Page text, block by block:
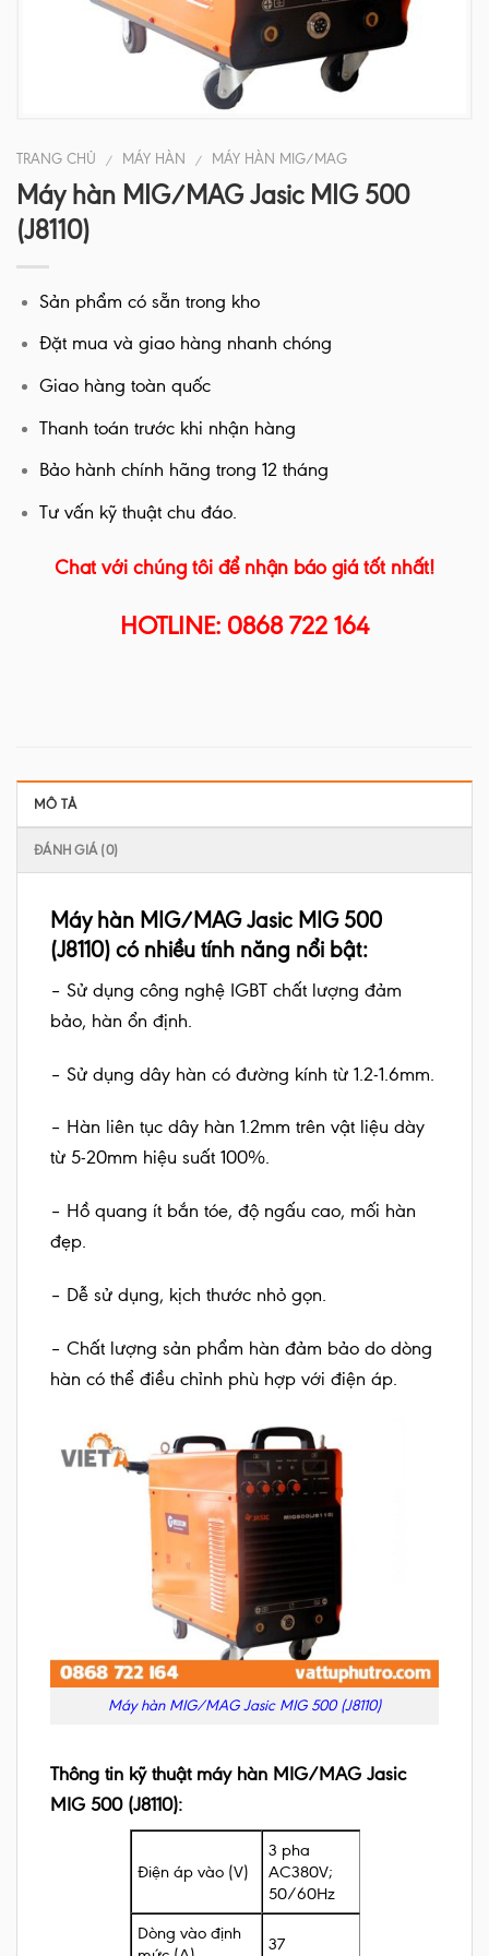
TRANG CHỦ / MÁY HÀN / MÁY HÀN MIG/MAG
Máy hàn MIG/MAG Jasic MIG 500
(J8110)
Sản phẩm có sẵn trong kho
Đặt mua và giao hàng nhanh chóng
Giao hàng toàn quốc
Thanh toán trước khi nhận hàng
Bảo hành chính hãng trong 12 tháng
Tư vấn kỹ thuật chu đáo.
Chat với chúng tôi để nhận báo giá tốt nhất!
HOTLINE: 0868 722 164
MÔ TẢ
ĐÁNH GIÁ (0)
Máy hàn MIG/MAG Jasic MIG 500
(J8110) có nhiều tính năng nổi bật:
– Sử dụng công nghệ IGBT chất lượng đảm
bảo, hàn ổn định.
– Sử dụng dây hàn có đường kính từ 1.2-1.6mm.
– Hàn liên tục dây hàn 1.2mm trên vật liệu dày
từ 5-20mm hiệu suất 100%.
– Hồ quang ít bắn tóe, độ ngấu cao, mối hàn
đẹp.
– Dễ sử dụng, kịch thước nhỏ gọn.
– Chất lượng sản phẩm hàn đảm bảo do dòng
hàn có thể điều chỉnh phù hợp với điện áp.
Máy hàn MIG/MAG Jasic MIG 500 (J8110)
Thông tin kỹ thuật máy hàn MIG/MAG Jasic
MIG 500 (J8110):
Điện áp vào (V)
3 pha
AC380V;
50/60Hz
Dòng vào định
37